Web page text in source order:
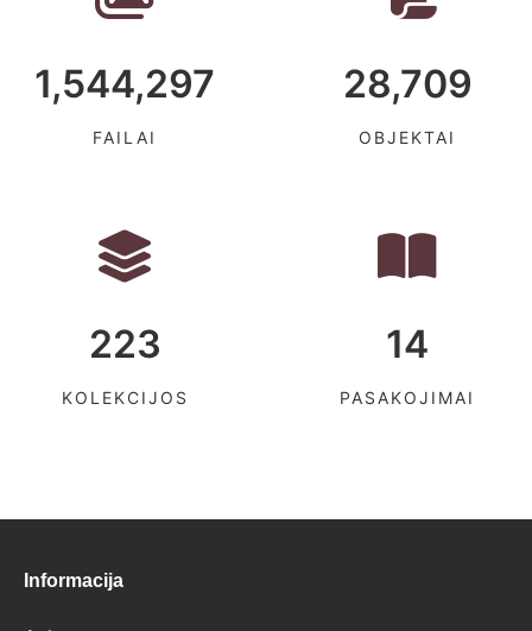
1,544,297
FAILAI
28,709
OBJEKTAI
223
KOLEKCIJOS
14
PASAKOJIMAI
Informacija